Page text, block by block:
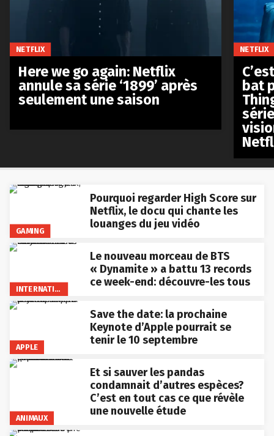
GAMING
Pourquoi regarder High Score sur
Netflix, le docu qui chante les
louanges du jeu vidéo
INTERNATIONAL
Le nouveau morceau de BTS
« Dynamite » a battu 13 records
ce week-end: découvre-les tous
APPLE
Save the date: la prochaine
Keynote d’Apple pourrait se
tenir le 10 septembre
ANIMAUX
Et si sauver les pandas
condamnait d’autres espèces?
C’est en tout cas ce que révèle
une nouvelle étude
NETFLIX
Here we go again: Netflix
annule sa série ‘1899’ après
seulement une saison
NETFLIX
bat